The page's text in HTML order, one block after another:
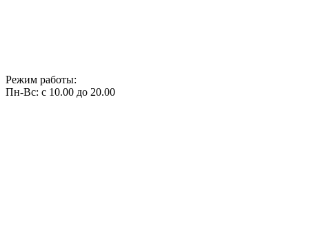
Режим работы:
Пн-Вс: с 10.00 до 20.00